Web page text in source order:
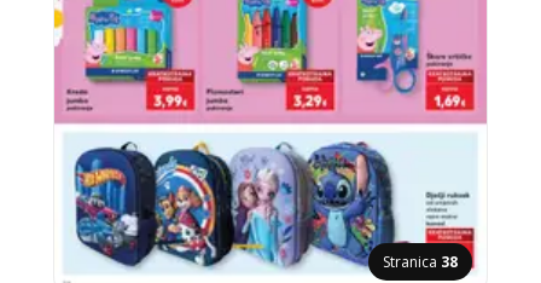
Stranica 38